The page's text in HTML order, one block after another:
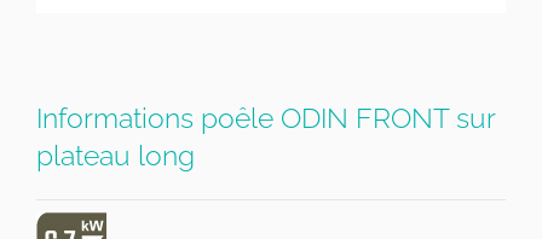
Informations poêle ODIN FRONT sur
plateau long